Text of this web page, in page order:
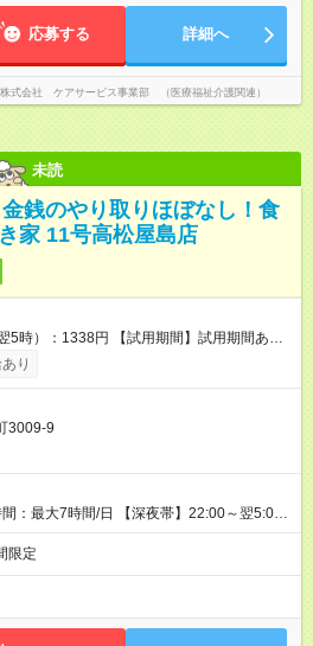
応募する 詳細へ
式会社 ケアサービス事業部 （医療福祉介護関連）
未読
銭のやり取りほぼなし！食
家 11号高松屋島店
【試用期間】試用期間あり
月 雇用形態、給与は本採用時と同じです。
日（※条件変更なし）ですが、切り上げで
り
3009-9
：最大7時間/日 【深夜帯】22:00～翌5:00
※22:00から翌5:00までは18歳以上の方
未満の深夜業務禁止のため） ★深夜で
の勤務を行いますので、安心して働けま
限定